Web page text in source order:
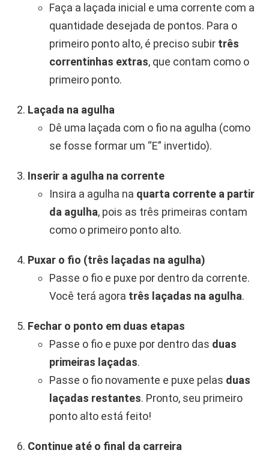
Faça a laçada inicial e uma corrente com a
quantidade desejada de pontos. Para o
primeiro ponto alto, é preciso subir três
correntinhas extras, que contam como o
primeiro ponto.
Laçada na agulha
Dê uma laçada com o fio na agulha (como
se fosse formar um “E” invertido).
Inserir a agulha na corrente
Insira a agulha na quarta corrente a partir
da agulha, pois as três primeiras contam
como o primeiro ponto alto.
Puxar o fio (três laçadas na agulha)
Passe o fio e puxe por dentro da corrente.
Você terá agora três laçadas na agulha.
Fechar o ponto em duas etapas
Passe o fio e puxe por dentro das duas
primeiras laçadas.
Passe o fio novamente e puxe pelas duas
laçadas restantes. Pronto, seu primeiro
ponto alto está feito!
Continue até o final da carreira